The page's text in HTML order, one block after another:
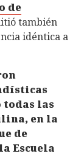
de
también
idéntica a
las
en la
de
Escuela